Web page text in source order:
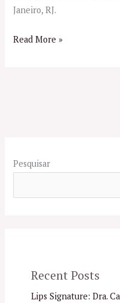
Janeiro, RJ.
Read More »
Pesquisar
Recent Posts
Lips Signature: Dra.